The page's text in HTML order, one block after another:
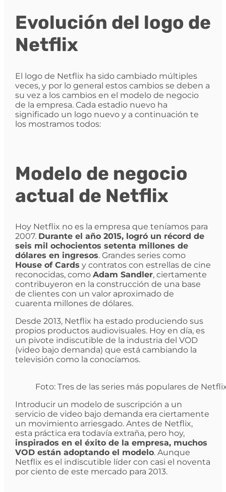
Evolución del logo de
Netflix
El logo de Netflix ha sido cambiado múltiples
veces, y por lo general estos cambios se deben a
su vez a los cambios en el modelo de negocio
de la empresa. Cada estadio nuevo ha
significado un logo nuevo y a continuación te
los mostramos todos:
Modelo de negocio
actual de Netflix
Hoy Netflix no es la empresa que teníamos para
2007. Durante el año 2015, logró un récord de
seis mil ochocientos setenta millones de
dólares en ingresos. Grandes series como
House of Cards y contratos con estrellas de cine
reconocidas, como Adam Sandler, ciertamente
contribuyeron en la construcción de una base
de clientes con un valor aproximado de
cuarenta millones de dólares.
Desde 2013, Netflix ha estado produciendo sus
propios productos audiovisuales. Hoy en día, es
un pivote indiscutible de la industria del VOD
(video bajo demanda) que está cambiando la
televisión como la conocíamos.
Foto: Tres de las series más populares de
Introducir un modelo de suscripción a un
servicio de video bajo demanda era ciertamente
un movimiento arriesgado. Antes de Netflix,
esta práctica era todavía extraña, pero hoy,
inspirados en el éxito de la empresa, muchos
VOD están adoptando el modelo. Aunque
Netflix es el indiscutible líder con casi el noventa
por ciento de este mercado para 2013.